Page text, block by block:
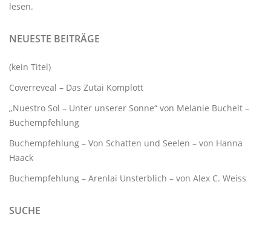
lesen.
NEUESTE BEITRÄGE
(kein Titel)
Coverreveal – Das Zutai Komplott
„Nuestro Sol – Unter unserer Sonne“ von Melanie Buchelt –
Buchempfehlung
Buchempfehlung – Von Schatten und Seelen – von Hanna
Haack
Buchempfehlung – Arenlai Unsterblich – von Alex C. Weiss
SUCHE